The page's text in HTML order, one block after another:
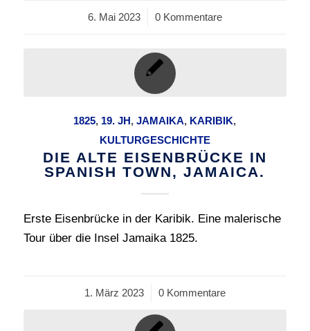
6. Mai 2023
/ 0 Kommentare
1825, 19. JH,JAMAIKA, KARIBIK,
KULTURGESCHICHTE
DIE ALTE EISENBRÜCKE IN
SPANISH TOWN, JAMAICA.
Erste Eisenbrücke in der Karibik. Eine malerische
Tour über die Insel Jamaika 1825.
1. März 2023
/ 0 Kommentare